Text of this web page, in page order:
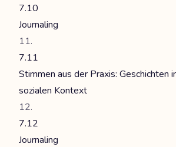
7.10
Journaling
7.11
Stimmen aus der Praxis: Geschichten
sozialen Kontext
7.12
Journaling